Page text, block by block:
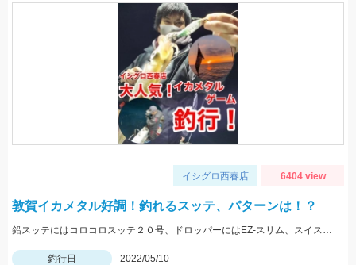
イシグロ西春店 6404 view
敦賀イカメタル好調！釣れるスッテ、パターンは！？
鉛スッテにはコロコロスッテ２０号、ドロッパーにはEZ-スリム、スイスイドロッパーをメインに使用しました。
釣行日
2022/05/10